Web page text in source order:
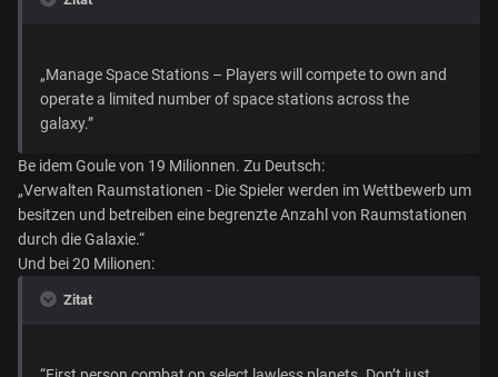
„Manage Space Stations – Players will compete to own and
operate a limited number of space stations across the
galaxy.”
Be idem Goule von 19 Milionnen. Zu Deutsch:
„Verwalten Raumstationen - Die Spieler werden im Wettbewerb um
besitzen und betreiben eine begrenzte Anzahl von Raumstationen
durch die Galaxie.“
Und bei 20 Milionen:
Zitat